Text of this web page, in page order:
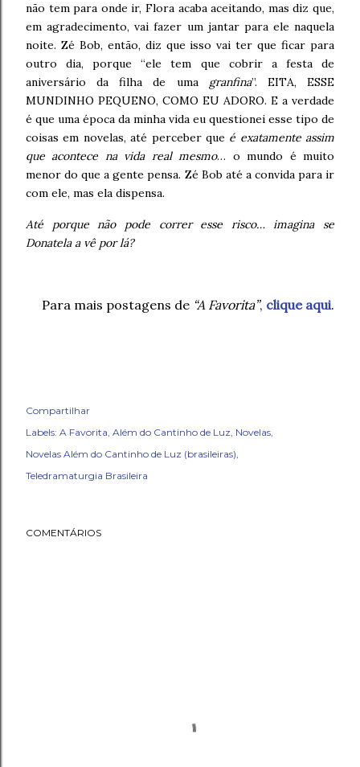
não tem para onde ir, Flora acaba aceitando, mas diz que,
em agradecimento, vai fazer um jantar para ele naquela
noite. Zé Bob, então, diz que isso vai ter que ficar para
outro dia, porque “ele tem que cobrir a festa de
aniversário da filha de uma granfina”. EITA, ESSE
MUNDINHO PEQUENO, COMO EU ADORO. E a verdade
é que uma época da minha vida eu questionei esse tipo de
coisas em novelas, até perceber que é exatamente assim
que acontece na vida real mesmo… o mundo é muito
menor do que a gente pensa. Zé Bob até a convida para ir
com ele, mas ela dispensa.
Até porque não pode correr esse risco… imagina se
Donatela a vê por lá?
Para mais postagens de “A Favorita”, clique aqui.
Compartilhar
Labels: A Favorita Além do Cantinho de Luz Novelas
Novelas Além do Cantinho de Luz (brasileiras)
Teledramaturgia Brasileira
COMENTÁRIOS